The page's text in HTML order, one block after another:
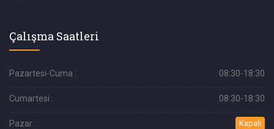
Çalışma Saatleri
Pazartesi-Cuma : 08:30-18:30
Cumartesi : 08:30-18:30
Pazar : Kapalı